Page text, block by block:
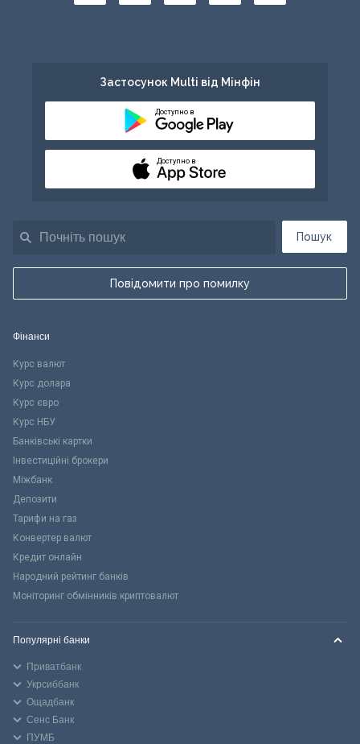
Пошук
Повідомити про помилку
Застосунок Multi від Мінфін
Доступно в
Доступно в
Фінанси
Курс валют
Курс долара
Курс євро
Курс НБУ
Банківські картки
Інвестиційні брокери
Міжбанк
Депозити
Тарифи на газ
Конвертер валют
Кредит онлайн
Народний рейтинг банків
Моніторинг обмінників криптовалют
Популярні банки
Приватбанк
Укрсиббанк
Ощадбанк
Сенс Банк
ПУМБ